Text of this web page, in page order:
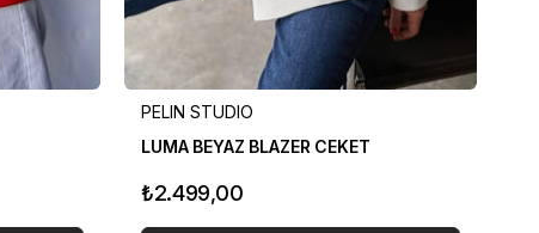
PELIN STUDIO
LUMA BEYAZ BLAZER CEKET
₺2.499,00